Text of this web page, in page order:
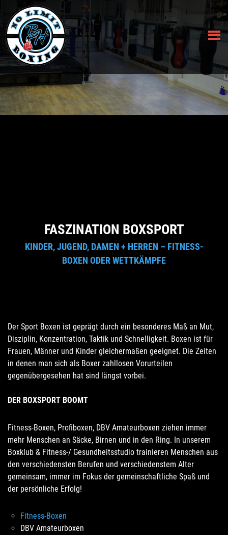
FASZINATION BOXSPORT
KINDER, JUGEND, DAMEN + HERREN – FITNESS-
BOXEN ODER WETTKÄMPFE
Der Sport Boxen ist geprägt durch ein besonderes Maß an Mut,
Disziplin, Konzentration, Taktik und Schnelligkeit. Boxen ist für
Frauen, Männer und Kinder gleichermaßen geeignet. Die Zeiten
in denen man sich als Boxer zahllosen Vorurteilen
gegenübergesehen hat sind längst vorbei.
DER BOXSPORT BOOMT
Fitness-Boxen, Profiboxen, DBV Amateurboxen ziehen immer
mehr Menschen an Säcke, Birnen und in den Ring. In unserem
Boxklub & Fitness-/ Gesundheitsstudio trainieren Menschen aus
den verschiedensten Berufen und verschiedenstem Alter
gemeinsam, immer im Fokus der gemeinschaftliche Spaß und
der persönliche Erfolg!
Fitness-Boxen
DBV Amateurboxen